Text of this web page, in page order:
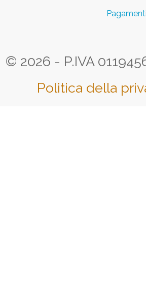
© 2026 - P.IVA
Politica della